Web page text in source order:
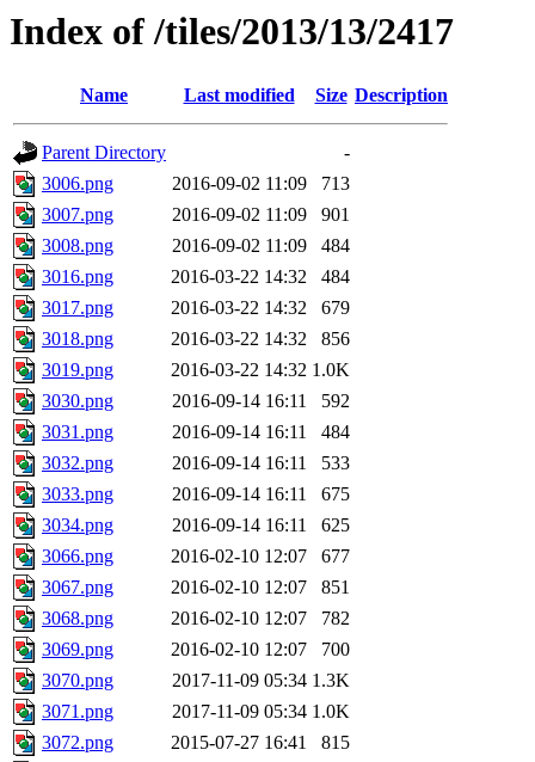
Index of /tiles/2013/13/2417
Name Last modified Size Description
Parent Directory
-
3006.png
2016-09-02 11:09
713
3007.png
2016-09-02 11:09
901
3008.png
2016-09-02 11:09
484
3016.png
2016-03-22 14:32
484
3017.png
2016-03-22 14:32
679
3018.png
2016-03-22 14:32
856
3019.png
2016-03-22 14:32 1.0K
3030.png
2016-09-14 16:11
592
3031.png
2016-09-14 16:11
484
3032.png
2016-09-14 16:11
533
3033.png
2016-09-14 16:11
675
3034.png
2016-09-14 16:11
625
3066.png
2016-02-10 12:07
677
3067.png
2016-02-10 12:07
851
3068.png
2016-02-10 12:07
782
3069.png
2016-02-10 12:07
700
3070.png
2017-11-09 05:34 1.3K
3071.png
2017-11-09 05:34 1.0K
3072.png
2015-07-27 16:41
815